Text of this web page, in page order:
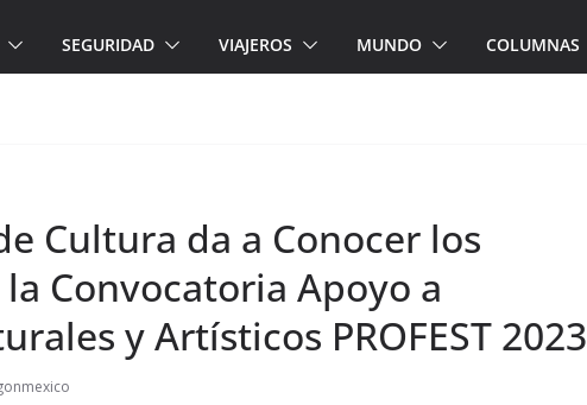
SEGURIDAD VIAJEROS MUNDO COLUMNAS
Cultura da a Conocer los
Convocatoria Apoyo a
y Artísticos PROFEST 2023